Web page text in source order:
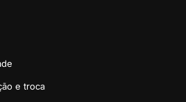
e troca